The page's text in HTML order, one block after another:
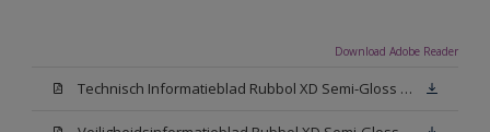
Download Adobe Reader
Technisch Informatieblad Rubbol XD Semi-Gloss (PDF)